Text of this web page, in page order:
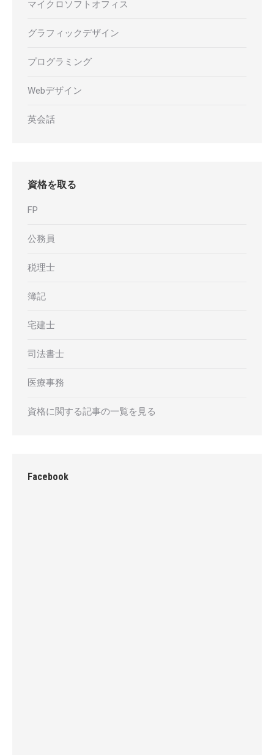
マイクロソフトオフィス
グラフィックデザイン
プログラミング
Webデザイン
英会話
資格を取る
FP
公務員
税理士
簿記
宅建士
司法書士
医療事務
資格に関する記事の一覧を見る
Facebook